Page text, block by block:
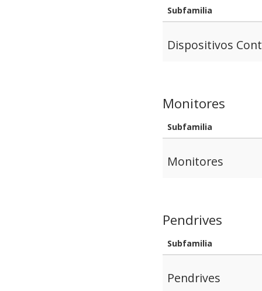
Subfamilia
Dispositivos
Monitores
Subfamilia
Monitores
Pendrives
Subfamilia
Pendrives